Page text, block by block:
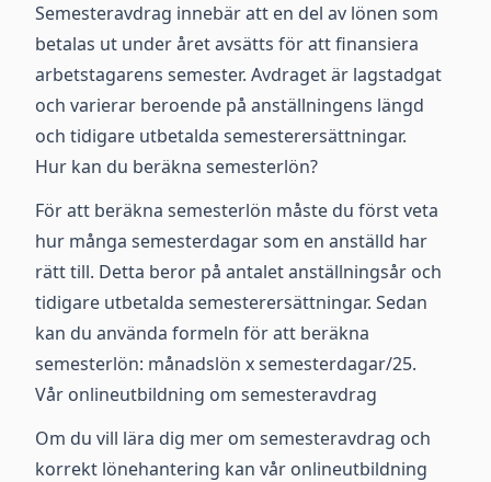
Semesteravdrag innebär att en del av lönen som
betalas ut under året avsätts för att finansiera
arbetstagarens semester. Avdraget är lagstadgat
och varierar beroende på anställningens längd
och tidigare utbetalda semesterersättningar.
Hur kan du beräkna semesterlön?
För att beräkna semesterlön måste du först veta
hur många semesterdagar som en anställd har
rätt till. Detta beror på antalet anställningsår och
tidigare utbetalda semesterersättningar. Sedan
kan du använda formeln för att beräkna
semesterlön: månadslön x semesterdagar/25.
Vår onlineutbildning om semesteravdrag
Om du vill lära dig mer om semesteravdrag och
korrekt lönehantering kan vår onlineutbildning